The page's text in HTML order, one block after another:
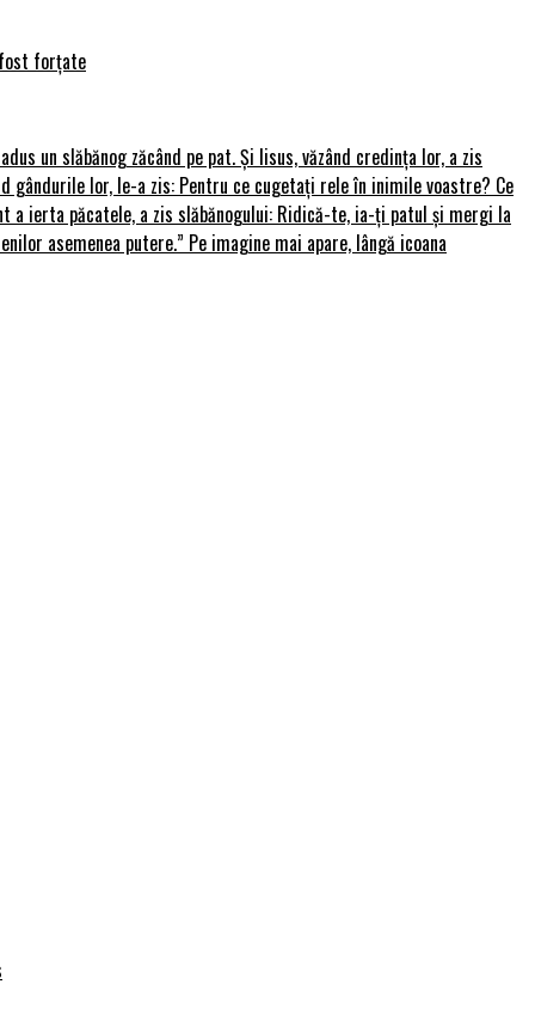
forțate
un slăbănog zăcând pe pat. Și Iisus, văzând credința lor, a zis
lor, le-a zis: Pentru ce cugetați rele în inimile voastre? Ce
a ierta păcatele, a zis slăbănogului: Ridică-te, ia-ți patul și mergi la
asemenea putere.” Pe imagine mai apare, lângă icoana